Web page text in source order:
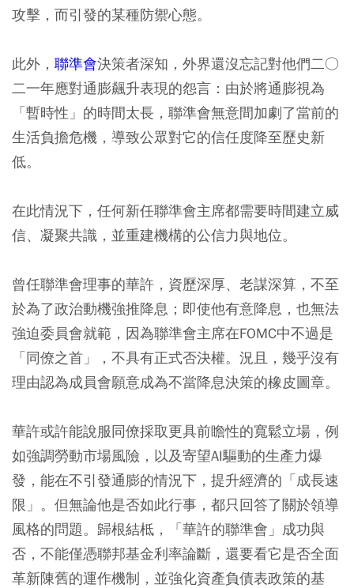
攻擊，而引發的某種防禦心態。
此外， 聯準會決策者深知，外界還沒忘記對他們二○
二一年應對通膨飆升表現的怨言：由於將通膨視為
「暫時性」的時間太長，聯準會無意間加劇了當前的
生活負擔危機，導致公眾對它的信任度降至歷史新
低。
在此情況下，任何新任聯準會主席都需要時間建立威
信、凝聚共識，並重建機構的公信力與地位。
曾任聯準會理事的華許，資歷深厚、老謀深算，不至
於為了政治動機強推降息；即使他有意降息，也無法
強迫委員會就範，因為聯準會主席在FOMC中不過是
「同僚之首」，不具有正式否決權。況且，幾乎沒有
理由認為成員會願意成為不當降息決策的橡皮圖章。
華許或許能說服同僚採取更具前瞻性的寬鬆立場，例
如強調勞動市場風險，以及寄望AI驅動的生產力爆
發，能在不引發通膨的情況下，提升經濟的「成長速
限」。但無論他是否如此行事，都只回答了關於領導
風格的問題。歸根結柢，「華許的聯準會」成功與
否，不能僅憑聯邦基金利率論斷，還要看它是否全面
革新陳舊的運作機制，並強化資產負債表政策的基